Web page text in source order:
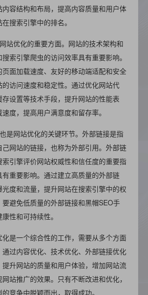
容结构和布局，提高内容质量和用户体
搜索引擎中的排名。
站优化的重要方面。网站的技术架构和
索引擎爬虫的访问效率具有重要影响。
面加载速度、友好的移动端适配和安全
访问速度和稳定性。通过优化网站代
设置等技术手段，提升网站的性能表
度，提高用户满意度和留存率。
是网站优化的关键环节。外部链接是指
网站的链接，也称为外部引用。外部链
引擎评价网站权威性和信任度的重要指
重要影响。通过建立高质量的外部链
度和流量，提升网站在搜索引擎中的权
避免低质量的外部链接和黑帽SEO手
性和可持续性。
是一个综合性的工作，需要从多个方面
过内容优化、技术优化、外部链接优化
升网站的质量和用户体验，增加网站流
站推广的效果。只有不断改进和优化，
竞争中脱颖而出，取得成功。